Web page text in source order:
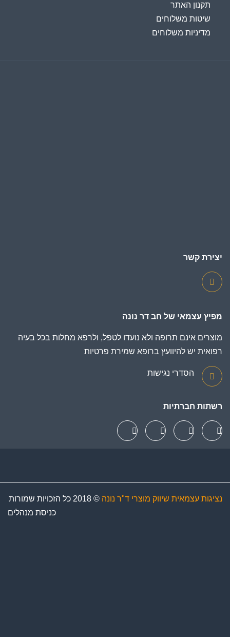
תקנון האתר
שיטות משלוחים
מדיניות משלוחים
יצירת קשר
מפיץ עצמאי של חב דר נונה
מוצרים אינם תרופה ולא נועדו לטפל, ולרפא מחלות בכל בעיה
רפואית יש להיוועץ ברופא שמירת פרטיות
הסדרי נגישות
רשתות חברתיות
נציגות עצמאית שיווק מוצרי ד"ר נונה © 2018 כל הזכויות שמורות
כניסת מנהלים